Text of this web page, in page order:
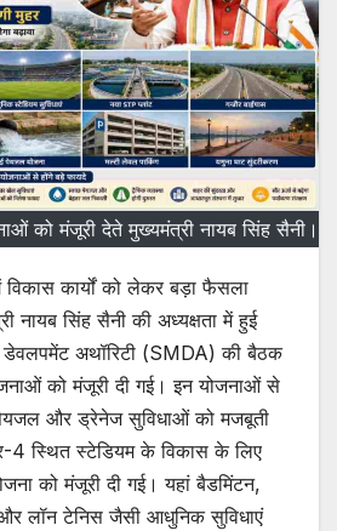
को मंजूरी देते मुख्यमंत्री नायब सिंह सैनी।
विकास कार्यों को लेकर बड़ा फैसला
नायब सिंह सैनी की अध्यक्षता में हुई
डेवलपमेंट अथॉरिटी (SMDA) की बैठक
को मंजूरी दी गई। इन योजनाओं से
और ड्रेनेज सुविधाओं को मजबूती
4 स्थित स्टेडियम के विकास के लिए
को मंजूरी दी गई। यहां बैडमिंटन,
लॉन टेनिस जैसी आधुनिक सुविधाएं